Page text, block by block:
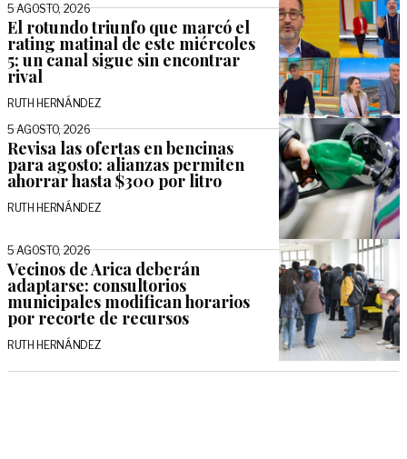
5 AGOSTO, 2026
El rotundo triunfo que marcó el
rating matinal de este miércoles
5: un canal sigue sin encontrar
rival
RUTH HERNÁNDEZ
5 AGOSTO, 2026
Revisa las ofertas en bencinas
para agosto: alianzas permiten
ahorrar hasta $300 por litro
RUTH HERNÁNDEZ
5 AGOSTO, 2026
Vecinos de Arica deberán
adaptarse: consultorios
municipales modifican horarios
por recorte de recursos
RUTH HERNÁNDEZ